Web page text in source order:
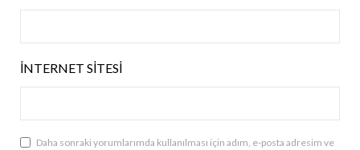
İNTERNET SITESI
Daha sonraki yorumlarımda kullanılması için adım, e-posta adresim ve